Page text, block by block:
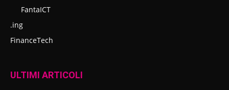
FantaICT
.ing
FinanceTech
ULTIMI ARTICOLI